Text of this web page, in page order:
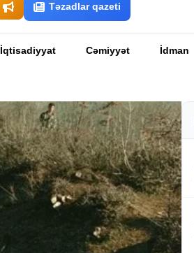
Təzadlar qazeti
İqtisadiyyat Cəmiyyət İdman